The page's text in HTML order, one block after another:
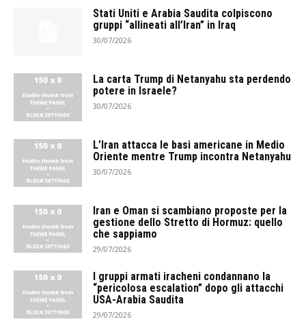
Stati Uniti e Arabia Saudita colpiscono
gruppi “allineati all’Iran” in Iraq
30/07/2026
La carta Trump di Netanyahu sta perdendo
potere in Israele?
30/07/2026
L’Iran attacca le basi americane in Medio
Oriente mentre Trump incontra Netanyahu
30/07/2026
Iran e Oman si scambiano proposte per la
gestione dello Stretto di Hormuz: quello
che sappiamo
29/07/2026
I gruppi armati iracheni condannano la
“pericolosa escalation” dopo gli attacchi
USA-Arabia Saudita
29/07/2026